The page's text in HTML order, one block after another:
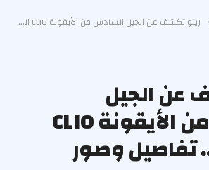
رينو تكشف عن الجيل السادس من الأيقونة CLIO الشهيرة .. تفاصيل وصور
عن الجيل
السادس من الأيقونة CLIO
تفاصيل وصور